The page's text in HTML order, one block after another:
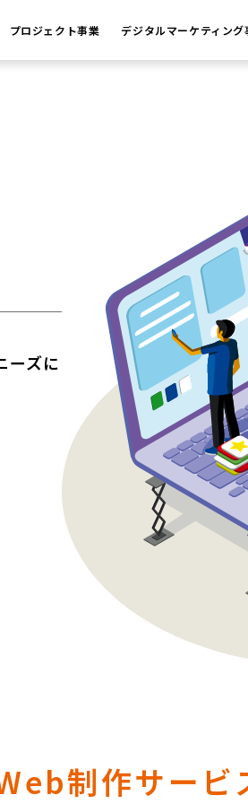
プロジェクト事業 デジタルマーケティング
ーズに
制作サービ